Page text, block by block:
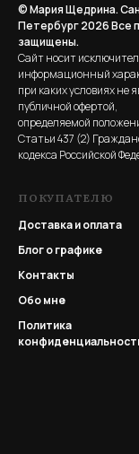
© Мария Щедрина.
Петербург 2026Все
защищены.
Сайт носит
информационный
при каких условиях не
публичной офертой,
определяемой
Статьи 437 (2)
кодекса Российской
ПОКУПАТЕЛЮ
Доставка и оплата
Блог о графике
Контакты
Обо мне
Политика